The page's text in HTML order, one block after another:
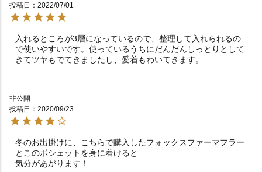
投稿日
2022/07/01
入れるところが3層になっているので、整理して入れられるの
で使いやすいです。使っているうちにだんだんしっとりとして
きてツヤもでてきましたし、愛着もわいてきます。
非公開
投稿日
2020/09/23
冬のお出掛けに、こちらで購入したフォックスファーマフラー
とこのポシェットを身に着けると